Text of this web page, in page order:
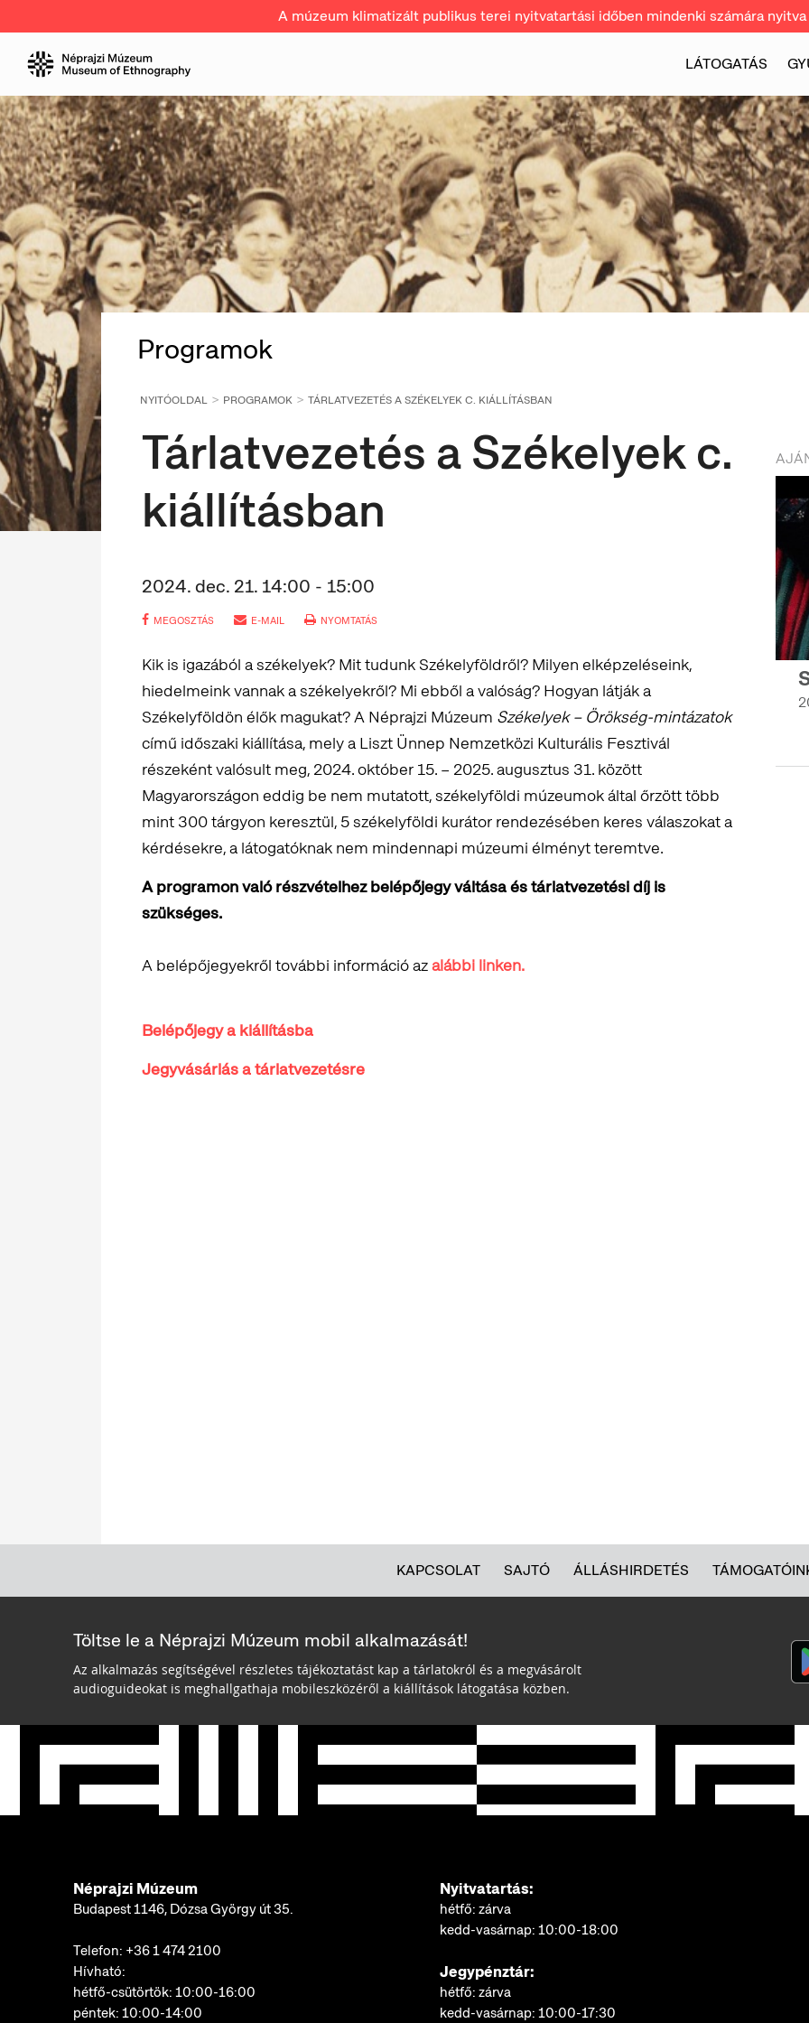
A múzeum klimatizált publikus terei nyitvatartási időben mindenki számára nyitva
LÁTOGATÁS
Programok
NYITÓOLDAL PROGRAMOK TÁRLATVEZETÉS A SZÉKELYEK C. KIÁLLÍTÁSBAN
Tárlatvezetés a Székelyek c.
kiállításban
2024. dec. 21. 14:00 - 15:00
MEGOSZTÁS E-MAIL NYOMTATÁS
Kik is igazából a székelyek? Mit tudunk Székelyföldről? Milyen elképzeléseink,
hiedelmeink vannak a székelyekről? Mi ebből a valóság? Hogyan látják a
Székelyföldön élők magukat? A Néprajzi Múzeum Székelyek – Örökség-mintázatok
című időszaki kiállítása, mely a Liszt Ünnep Nemzetközi Kulturális Fesztivál
részeként valósult meg, 2024. október 15. – 2025. augusztus 31. között
Magyarországon eddig be nem mutatott, székelyföldi múzeumok által őrzött több
mint 300 tárgyon keresztül, 5 székelyföldi kurátor rendezésében keres válaszokat a
kérdésekre, a látogatóknak nem mindennapi múzeumi élményt teremtve.
A programon való részvételhez belépőjegy váltása és tárlatvezetési díj is
szükséges.
A belépőjegyekről további információ azalábbi linken.
Belépőjegy a kiállításba
Jegyvásárlás a tárlatvezetésre
KAPCSOLAT SAJTÓ ÁLLÁSHIRDETÉS
Töltse le a Néprajzi Múzeum mobil alkalmazását!
Az alkalmazás segítségével részletes tájékoztatást kap a tárlatokról és a megvásárolt
audioguideokat is meghallgathaja mobileszközéről a kiállítások látogatása közben.
Néprajzi Múzeum
Budapest 1146, Dózsa György út 35.
Telefon: +36 1 474 2100
Hívható:
hétfő-csütörtök: 10:00-16:00
péntek: 10:00-14:00
Nyitvatartás:
hétfő: zárva
kedd-vasárnap: 10:00-18:00
Jegypénztár:
hétfő: zárva
kedd-vasárnap: 10:00-17:30